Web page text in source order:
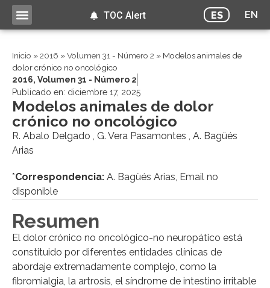
ES EN
TOC Alert
Inicio »2016 »Volumen 31 - Número 2 » Modelos animales de
dolor crónico no oncológico
2016, Volumen 31 - Número 2
Publicado en: diciembre 17, 2025
Modelos animales de dolor
crónico no oncológico
R. Abalo Delgado , G. Vera Pasamontes , A. Bagüés
Arias
*Correspondencia: A. Bagüés Arias, Email no
disponible
Resumen
El dolor crónico no oncológico-no neuropático está
constituido por diferentes entidades clínicas de
abordaje extremadamente complejo, como la
fibromialgia, la artrosis, el síndrome de intestino irritable